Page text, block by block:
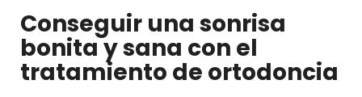
Conseguir una sonrisa
bonita y sana con el
tratamiento de ortodoncia